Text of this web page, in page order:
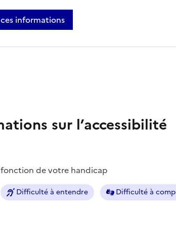
informations
sur l’accessibilité
de votre handicap
Difficulté à entendre Difficulté à